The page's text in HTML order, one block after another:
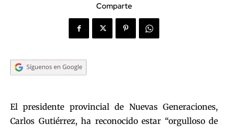
Comparte
El presidente provincial de Nuevas Generaciones,
Carlos Gutiérrez, ha reconocido estar “orgulloso de